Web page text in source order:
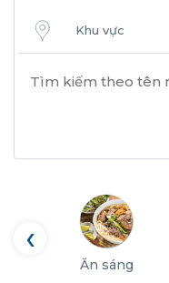
Khu vực
Ăn sáng
‹